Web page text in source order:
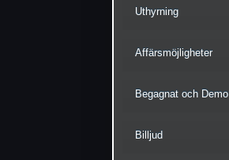
Uthyrning
Affärsmöjligheter
Begagnat och Demo
Billjud